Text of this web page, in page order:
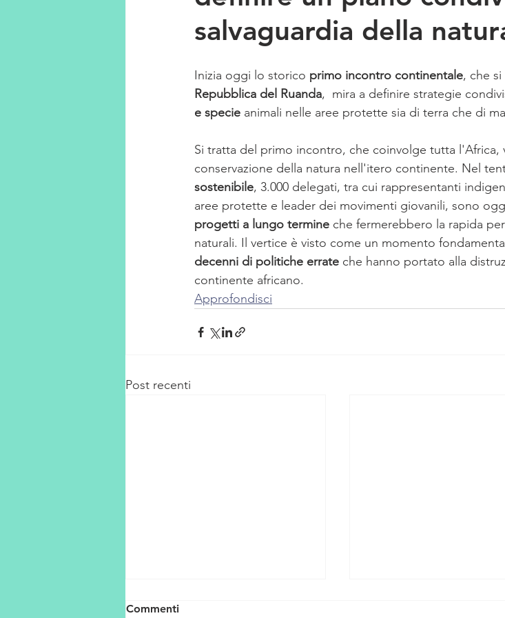
salvaguardia della
Inizia oggi lo storico primo incontro continentale, che si
Repubblica del Ruanda, mira a definire strategie
e specie animali nelle aree protette sia di terra che di
Si tratta del primo incontro, che coinvolge tutta l'Africa,
conservazione della natura nell'itero continente. Nel
sostenibile, 3.000 delegati, tra cui rappresentanti
aree protette e leader dei movimenti giovanili, sono
progetti a lungo termine che fermerebbero la rapida
naturali. Il vertice è visto come un momento
decenni di politiche errate che hanno portato alla
continente africano.
Approfondisci
Post recenti
Commenti